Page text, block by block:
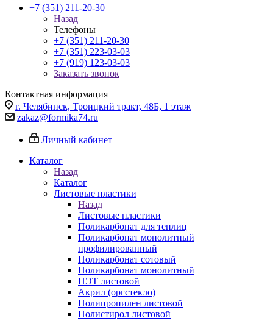
+7 (351) 211-20-30
Назад
Телефоны
+7 (351) 211-20-30
+7 (351) 223-03-03
+7 (919) 123-03-03
Заказать звонок
Контактная информация
г. Челябинск, Троицкий тракт, 48Б, 1 этаж
zakaz@formika74.ru
Личный кабинет
Каталог
Назад
Каталог
Листовые пластики
Назад
Листовые пластики
Поликарбонат для теплиц
Поликарбонат монолитный
профилированный
Поликарбонат сотовый
Поликарбонат монолитный
ПЭТ листовой
Акрил (оргстекло)
Полипропилен листовой
Полистирол листовой